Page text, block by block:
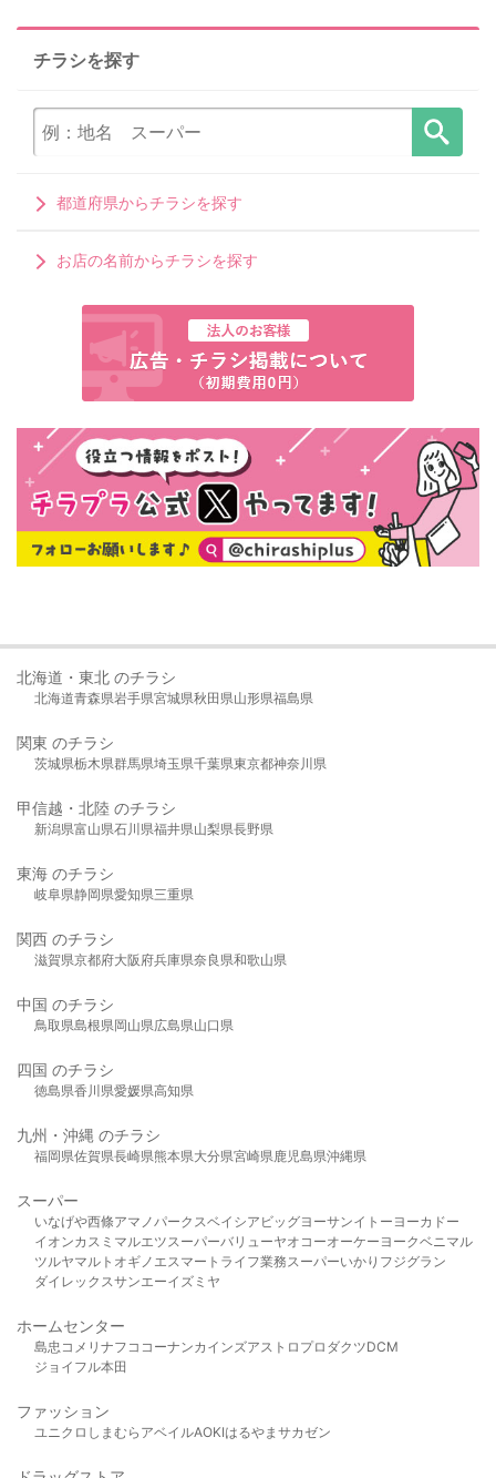
チラシを探す
都道府県からチラシを探す
お店の名前からチラシを探す
北海道・東北 のチラシ
北海道青森県岩手県宮城県秋田県山形県福島県
関東 のチラシ
茨城県栃木県群馬県埼玉県千葉県東京都神奈川県
甲信越・北陸 のチラシ
新潟県富山県石川県福井県山梨県長野県
東海 のチラシ
岐阜県静岡県愛知県三重県
関西 のチラシ
滋賀県京都府大阪府兵庫県奈良県和歌山県
中国 のチラシ
鳥取県島根県岡山県広島県山口県
四国 のチラシ
徳島県香川県愛媛県高知県
九州・沖縄 のチラシ
福岡県佐賀県長崎県熊本県大分県宮崎県鹿児島県沖縄県
スーパー
いなげや西條アマノパークスベイシア ビッグヨーサンイトーヨーカドー
イオンカスミ マルエツスーパーバリューヤオコーオーケー ヨークベニマル
ツルヤマルト オギノ エスマート ライフ業務スーパーいかり フジグラン
ダイレックスサンエーイズミヤ
ホームセンター
島忠 コメリ ナフコ コーナンカインズアストロプロダクツDCM
ジョイフル本田
ファッション
ユニクロ しまむら アベイルAOKIはるやま サカゼン